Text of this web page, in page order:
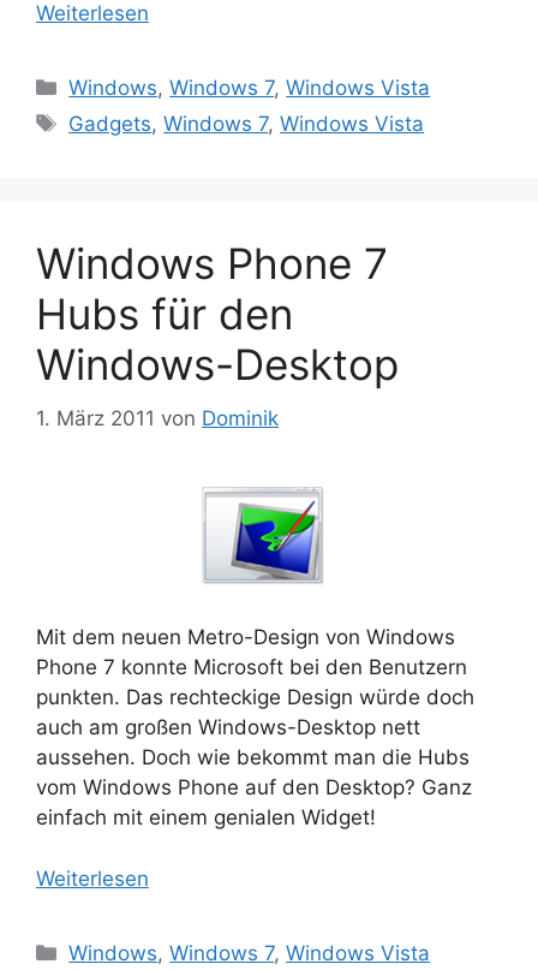
Weiterlesen
Kategorien
Windows,Windows 7,Windows Vista
Schlagwörter
Gadgets,Windows 7,Windows Vista
Windows Phone 7
Hubs für den
Windows-Desktop
1. März 2011 von Dominik
Mit dem neuen Metro-Design von Windows
Phone 7 konnte Microsoft bei den Benutzern
punkten. Das rechteckige Design würde doch
auch am großen Windows-Desktop nett
aussehen. Doch wie bekommt man die Hubs
vom Windows Phone auf den Desktop? Ganz
einfach mit einem genialen Widget!
Weiterlesen
Kategorien
Windows,Windows 7,Windows Vista